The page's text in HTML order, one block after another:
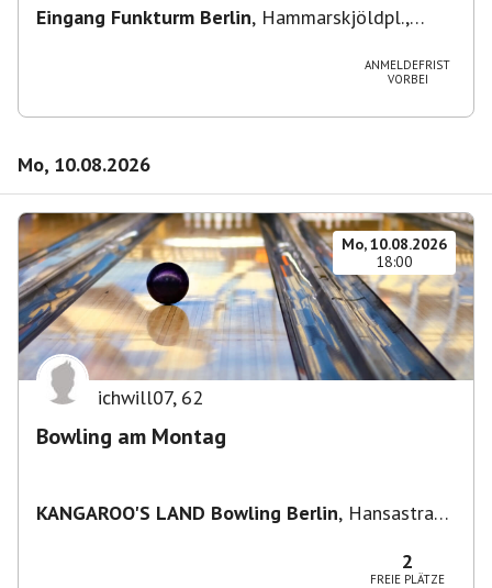
Eingang Funkturm Berlin, Hammarskjöldpl.,
ANMELDEFRIST
VORBEI
Mo, 10.08.2026
Mo, 10.08.2026
18:00
ichwill07, 62
Bowling am Montag
KANGAROO'S LAND Bowling Berlin, Hansastraße
2
FREIE PLÄTZE